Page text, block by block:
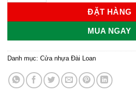
ĐẶT HÀNG
MUA NGAY
Danh mục: Cửa nhựa Đài Loan